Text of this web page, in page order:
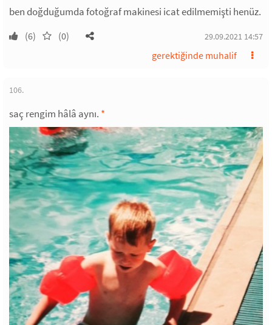
ben doğduğumda fotoğraf makinesi icat edilmemişti henüz.
(6) (0) 29.09.2021 14:57
gerektiğinde muhalif
106.
saç rengim hâlâ aynı. *